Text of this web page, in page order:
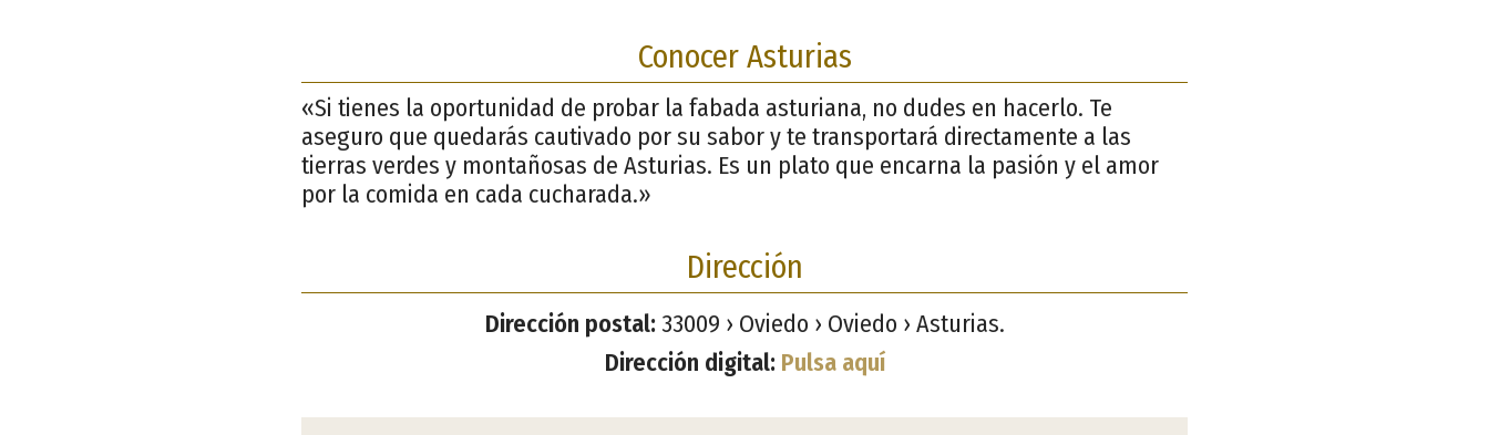
Conocer Asturias
«Si tienes la oportunidad de probar la fabada asturiana, no dudes en hacerlo. Te
aseguro que quedarás cautivado por su sabor y te transportará directamente a las
tierras verdes y montañosas de Asturias. Es un plato que encarna la pasión y el amor
por la comida en cada cucharada.»
Dirección
Dirección postal: 33009 › Oviedo › Oviedo › Asturias.
Dirección digital: Pulsa aquí